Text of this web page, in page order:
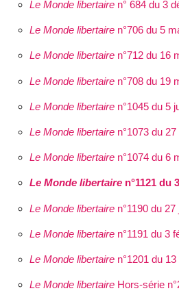
Le Monde libertairen° 684 du 3
Le Monde libertairen°706 du 5
Le Monde libertairen°712 du 16
Le Monde libertairen°708 du 19
Le Monde libertairen°1045 du 5
Le Monde libertairen°1073 du 27
Le Monde libertairen°1074 du 6
Le Monde libertairen°1121 du
Le Monde libertairen°1190 du 27
Le Monde libertairen°1191 du 3
Le Monde libertairen°1201 du 13
Le Monde libertaireHors-série